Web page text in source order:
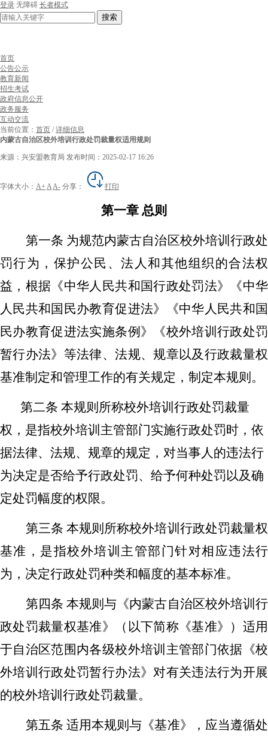
登录 无障碍 长者模式
搜索
首页
公告公示
教育新闻
招生考试
政府信息公开
政务服务
互动交流
当前位置： 首页 /详细信息
内蒙古自治区校外培训行政处罚裁量权适用规则
来源：兴安盟教育局 发布时间：2025-02-17 16:26
字体大小： A+ AA- 分享： 打印
第一章 总则
第一条 为规范内蒙古自治区校外培训 行政处
罚行为， 保护公民、法人和其他组织的合法权
益， 根据《中华人民共和国行政处罚法》 《中华
人民共和国民办教育促进法》《中华人民共和国
民办教育促进法实施条例 》
《校外培训行政处罚
暂行办法》 等法律、法规、规章以及 行政裁量权
基准制定和管理工作的有关规定， 制定本规则。
第二条 本规则 所称校外培训行政处罚裁量
权，是指校外培训主管部门实施行政处罚时，依
据法律、法规、规章的规定， 对当事人的违法行
为决定是否给予行政处罚、给予何种处罚以及确
定处罚幅度的权限。
第三条 本规则 所称校外培训 行政处罚裁量权
基准 ， 是指校外培训主管部门针对相应违法行
为， 决定行政处罚种类和幅度的基本标准。
第四条 本规则与 《内蒙古自治区校外培训行
政处罚裁量权基准》（以下简称《基准》） 适用
于自治区范围内各级校外培训主管部门依据《校
外培训行政处罚暂行办法》对有关违法行为开展
的校外培训 行政处罚裁量。
第五条 适用本规则与《基准》 ，应当遵循处